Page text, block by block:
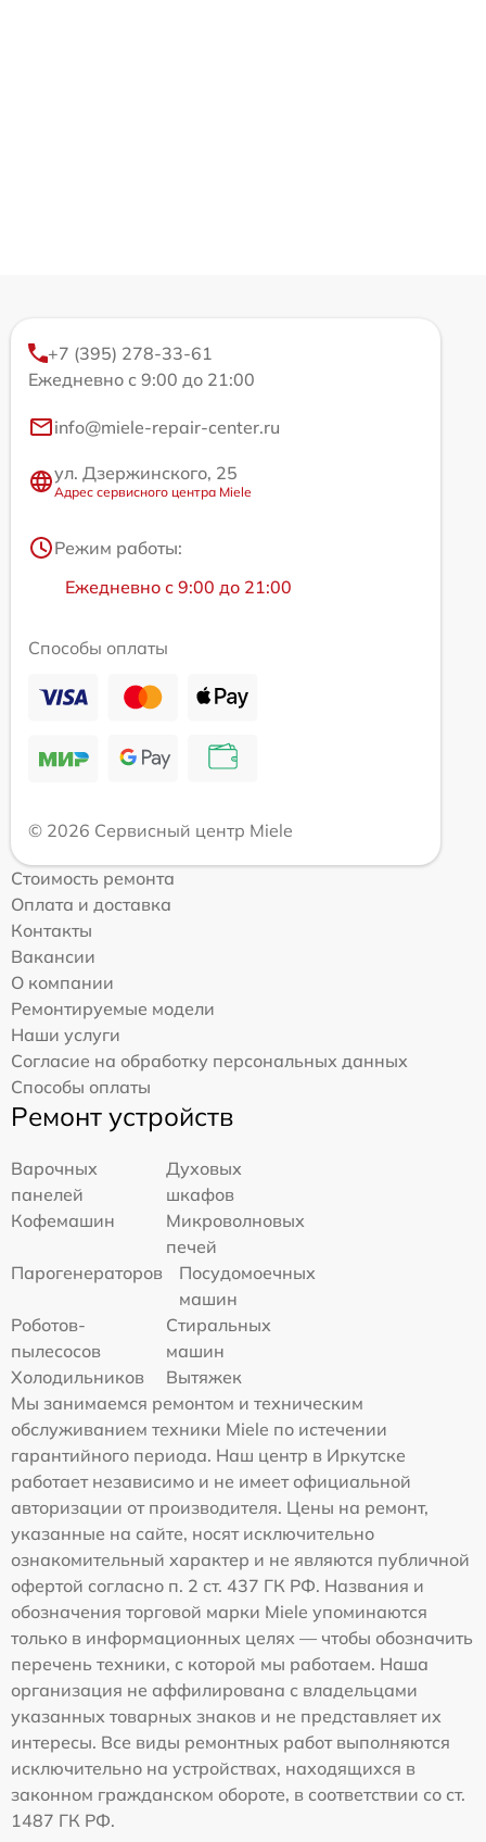
+7 (395) 278-33-61
Ежедневно с 9:00 до 21:00
info@miele-repair-center.ru
ул. Дзержинского, 25
Адрес сервисного центра Miele
Режим работы:
Ежедневно с 9:00 до 21:00
Способы оплаты
© 2026 Сервисный центр Miele
Стоимость ремонта
Оплата и доставка
Контакты
Вакансии
О компании
Ремонтируемые модели
Наши услуги
Согласие на обработку персональных данных
Способы оплаты
Ремонт устройств
Варочных
панелей
Духовых
шкафов
Кофемашин
Микроволновых
печей
Парогенераторов
Посудомоечных
машин
Роботов-
пылесосов
Стиральных
машин
Холодильников
Вытяжек
Мы занимаемся ремонтом и техническим
обслуживанием техники Miele по истечении
гарантийного периода. Наш центр в Иркутске
работает независимо и не имеет официальной
авторизации от производителя. Цены на ремонт,
указанные на сайте, носят исключительно
ознакомительный характер и не являются публичной
офертой согласно п. 2 ст. 437 ГК РФ. Названия и
обозначения торговой марки Miele упоминаются
только в информационных целях — чтобы обозначить
перечень техники, с которой мы работаем. Наша
организация не аффилирована с владельцами
указанных товарных знаков и не представляет их
интересы. Все виды ремонтных работ выполняются
исключительно на устройствах, находящихся в
законном гражданском обороте, в соответствии со ст.
1487 ГК РФ.